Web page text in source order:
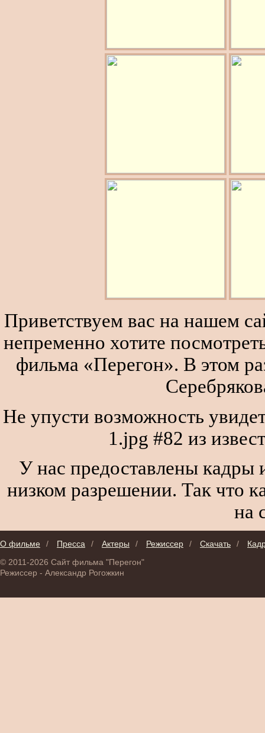
Приветствуем вас на нашем
непременно хотите
фильма «Перегон». В этом
Не упусти возможность
1.jpg #82 из
У нас предоставлены кадры
низком разрешении. Так что
на
О фильме / Пресса / Актеры / Режиссер / Скачать /
© 2011-2026 Сайт фильма "Перегон"
Режиссер - Александр Рогожкин